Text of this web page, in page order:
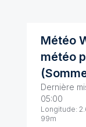
Météo
météo
(
Dernière
05:00
Longitude:
99m